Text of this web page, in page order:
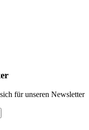
für unseren Newsletter